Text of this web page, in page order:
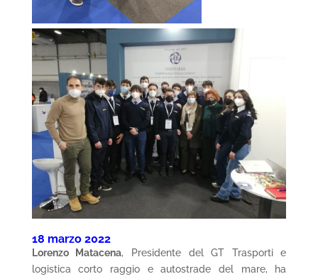
18 marzo 2022
Lorenzo Matacena, Presidente del GT Trasporti e
logistica corto raggio e autostrade del mare, ha